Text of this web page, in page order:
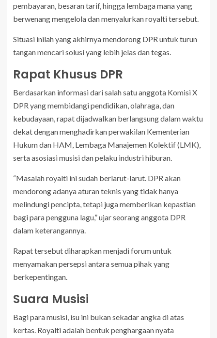
pembayaran, besaran tarif, hingga lembaga mana yang
berwenang mengelola dan menyalurkan royalti tersebut.
Situasi inilah yang akhirnya mendorong DPR untuk turun
tangan mencari solusi yang lebih jelas dan tegas.
Rapat Khusus DPR
Berdasarkan informasi dari salah satu anggota Komisi X
DPR yang membidangi pendidikan, olahraga, dan
kebudayaan, rapat dijadwalkan berlangsung dalam waktu
dekat dengan menghadirkan perwakilan Kementerian
Hukum dan HAM, Lembaga Manajemen Kolektif (LMK),
serta asosiasi musisi dan pelaku industri hiburan.
“Masalah royalti ini sudah berlarut-larut. DPR akan
mendorong adanya aturan teknis yang tidak hanya
melindungi pencipta, tetapi juga memberikan kepastian
bagi para pengguna lagu,” ujar seorang anggota DPR
dalam keterangannya.
Rapat tersebut diharapkan menjadi forum untuk
menyamakan persepsi antara semua pihak yang
berkepentingan.
Suara Musisi
Bagi para musisi, isu ini bukan sekadar angka di atas
kertas. Royalti adalah bentuk penghargaan nyata